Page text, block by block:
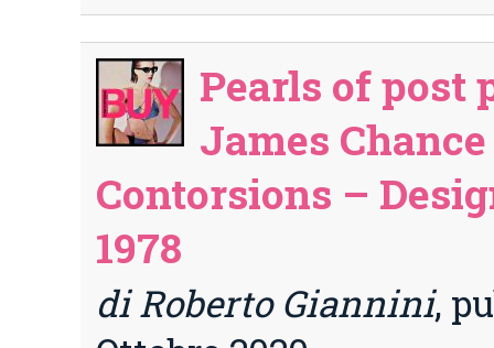
Pearls of post
James
Contorsions –
1978
di Roberto Giannini,